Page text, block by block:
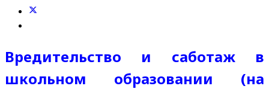
Вредительство и саботаж в
школьном образовании (на